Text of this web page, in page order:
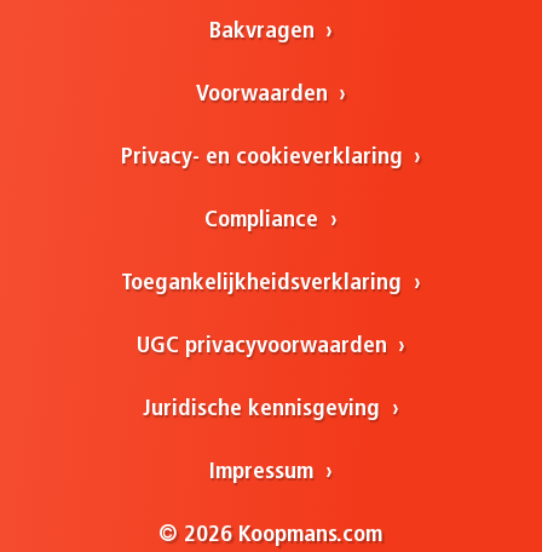
Bakvragen
Voorwaarden
Privacy- en cookieverklaring
Compliance
Toegankelijkheidsverklaring
UGC privacyvoorwaarden
Juridische kennisgeving
Impressum
© 2026 Koopmans.com